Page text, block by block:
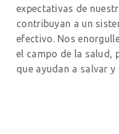
expectativas de
contribuyan a un
efectivo. Nos
el campo de la salud,
que ayudan a salvar